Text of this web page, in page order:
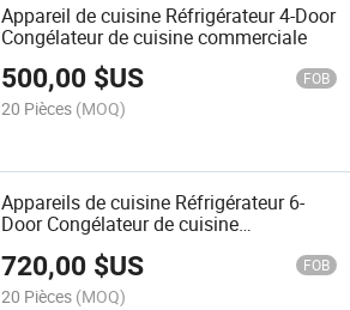
Appareil de cuisine Réfrigérateur 4-Door
Congélateur de cuisine commerciale
500,00 $US FOB
20 Pièces (MOQ)
Appareils de cuisine Réfrigérateur 6-
Door Congélateur de cuisine
720,00 $US FOB
20 Pièces (MOQ)